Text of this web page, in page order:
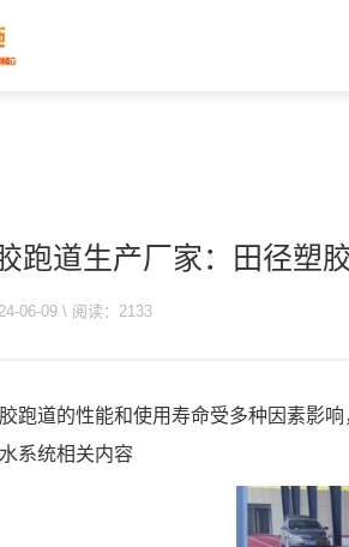
跑道生产厂家：田径塑
06-09 \ 阅读：2133
跑道的性能和使用寿命受多种因素影
系统相关内容